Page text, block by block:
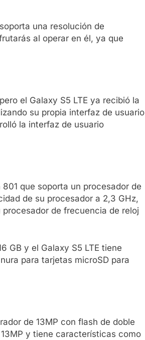
una resolución de
al operar en él, ya que
el Galaxy S5 LTE ya recibió la
su propia interfaz de usuario
la interfaz de usuario
que soporta un procesador de
de su procesador a 2,3 GHz,
de frecuencia de reloj
GB y el Galaxy S5 LTE tiene
para tarjetas microSD para
de 13MP con flash de doble
y tiene características como